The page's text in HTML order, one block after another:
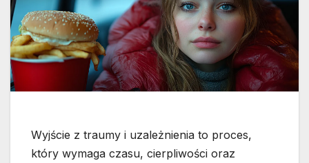
Wyjście z traumy i uzależnienia to proces,
który wymaga czasu, cierpliwości oraz